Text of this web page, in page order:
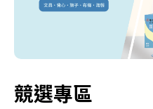
競選專區